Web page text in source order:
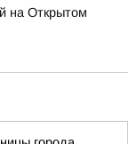
на Открытом